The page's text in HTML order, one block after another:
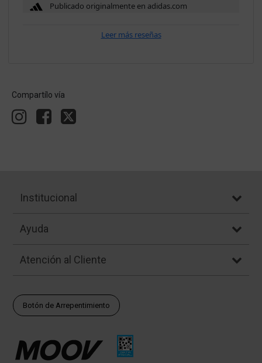
Publicado originalmente en adidas.com
Leer más reseñas
Compartílo vía
Institucional
Ayuda
Atención al Cliente
Botón de Arrepentimiento